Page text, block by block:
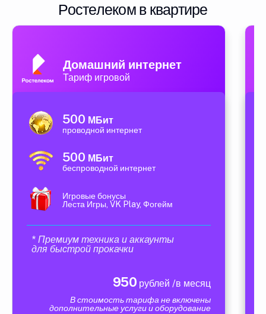
Ростелеком в квартире
Домашний интернет
Тариф игровой
500 МБит
проводной интернет
500 МБит
беспроводной интернет
Игровые бонусы
Леста Игры, VK Play, Фогейм
* Премиум техника и аккаунты
для быстрой прокачки
950 рублей /в месяц
В стоимость тарифа не включены
дополнительные услуги и оборудование